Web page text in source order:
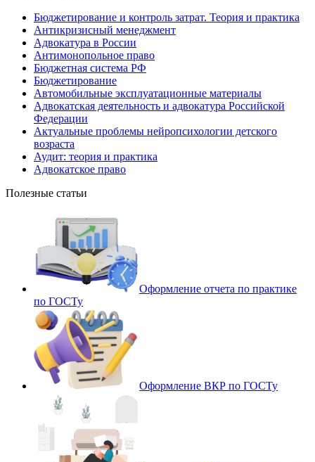
Бюджетирование и контроль затрат. Теория и практика
Антикризисный менеджмент
Адвокатура в России
Антимонопольное право
Бюджетная система РФ
Бюджетирование
Автомобильные эксплуатационные материалы
Адвокатская деятельность и адвокатура Российской
Федерации
Актуальные проблемы нейропсихологии детского
возраста
Аудит: теория и практика
Адвокатское право
Полезные статьи
Оформление отчета по практике
по ГОСТу
Оформление ВКР по ГОСТу